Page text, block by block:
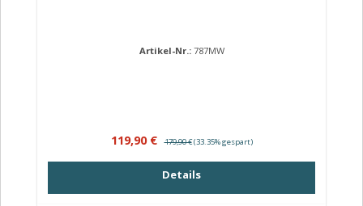
Artikel-Nr.: 787MW
Verkaufspreis:
119,90 € Regulärer Preis:
179,90 €(33.35% gespart)
Details